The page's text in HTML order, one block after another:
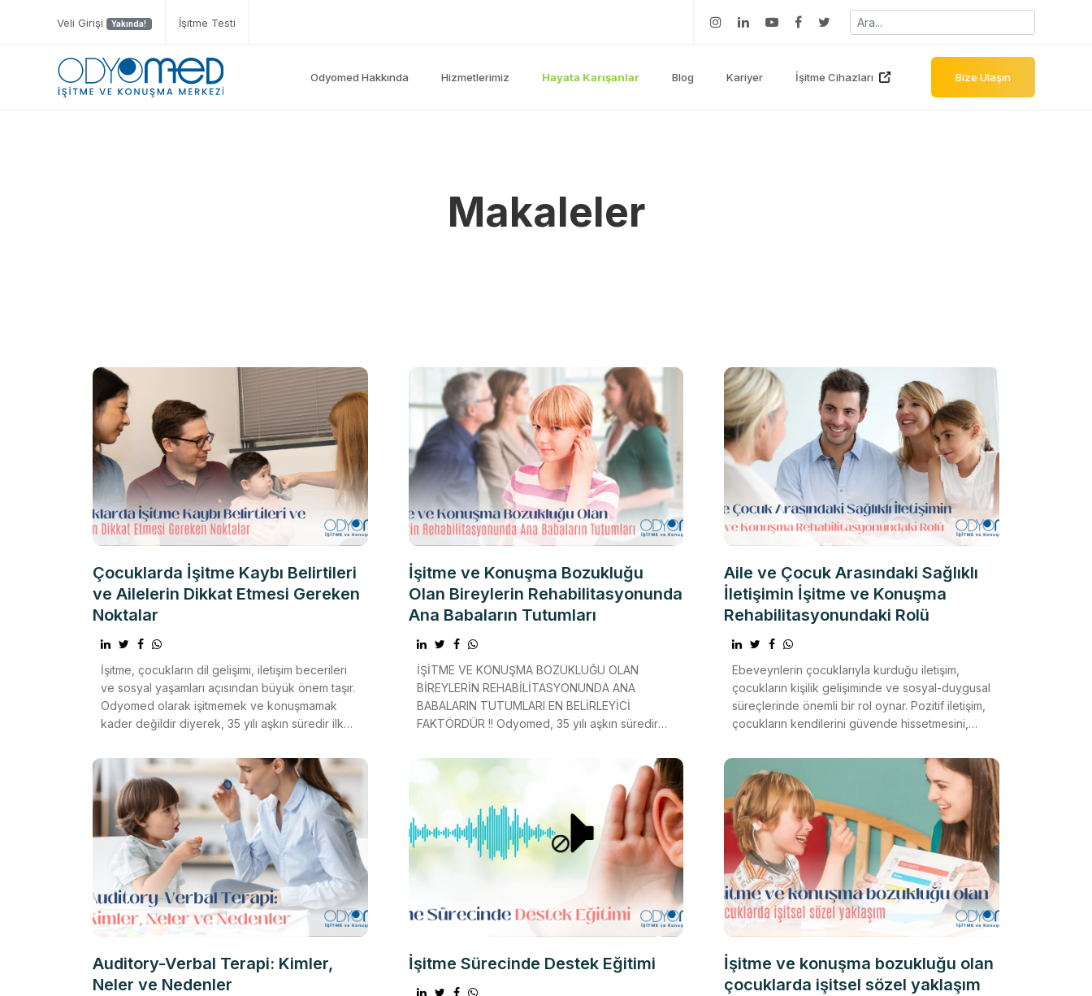
Veli Girişi Yakında! İşitme Testi
Odyomed Hakkında Hizmetlerimiz Hayata Karışanlar Blog Kariyer İşitme Cihazları Bize Ulaşın
Makaleler
Çocuklarda İşitme Kaybı Belirtileri
ve Ailelerin Dikkat Etmesi Gereken
Noktalar
İşitme, çocukların dil gelişimi, iletişim becerileri
ve sosyal yaşamları açısından büyük önem taşır.
Odyomed olarak işitmemek ve konuşmamak
kader değildir diyerek, 35 yılı aşkın süredir ilk
İşitme ve Konuşma Bozukluğu
Olan Bireylerin Rehabilitasyonunda
Ana Babaların Tutumları
İŞİTME VE KONUŞMA BOZUKLUĞU OLAN
BİREYLERİN REHABİLİTASYONUNDA ANA
BABALARIN TUTUMLARI EN BELİRLEYİCİ
FAKTÖRDÜR !! Odyomed, 35 yılı aşkın süredir
bireylerin yaşa
Aile ve Çocuk Arasındaki Sağlıklı
İletişimin İşitme ve Konuşma
Rehabilitasyonundaki Rolü
Ebeveynlerin çocuklarıyla kurduğu iletişim,
çocukların kişilik gelişiminde ve sosyal-duygusal
süreçlerinde önemli bir rol oynar. Pozitif iletişim,
çocukların kendilerini güvende hissetmesini,
Auditory-Verbal Terapi: Kimler,
Neler ve Nedenler
İşitme Sürecinde Destek Eğitimi
İşitme ve konuşma bozukluğu olan
çocuklarda işitsel sözel yaklaşım